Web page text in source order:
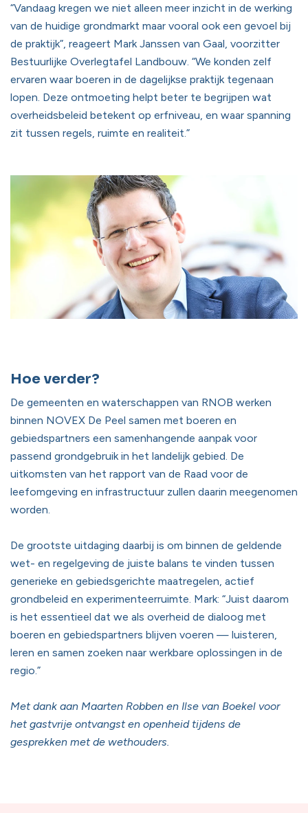
“Vandaag kregen we niet alleen meer inzicht in de werking
van de huidige grondmarkt maar vooral ook een gevoel bij
de praktijk”, reageert Mark Janssen van Gaal, voorzitter
Bestuurlijke Overlegtafel Landbouw. “We konden zelf
ervaren waar boeren in de dagelijkse praktijk tegenaan
lopen. Deze ontmoeting helpt beter te begrijpen wat
overheidsbeleid betekent op erfniveau, en waar spanning
zit tussen regels, ruimte en realiteit.”
Hoe verder?
De gemeenten en waterschappen van RNOB werken
binnen NOVEX De Peel samen met boeren en
gebiedspartners een samenhangende aanpak voor
passend grondgebruik in het landelijk gebied. De
uitkomsten van het rapport van de Raad voor de
leefomgeving en infrastructuur zullen daarin meegenomen
worden.
De grootste uitdaging daarbij is om binnen de geldende
wet- en regelgeving de juiste balans te vinden tussen
generieke en gebiedsgerichte maatregelen, actief
grondbeleid en experimenteerruimte. Mark: “Juist daarom
is het essentieel dat we als overheid de dialoog met
boeren en gebiedspartners blijven voeren — luisteren,
leren en samen zoeken naar werkbare oplossingen in de
regio.”
Met dank aan Maarten Robben en Ilse van Boekel voor
het gastvrije ontvangst en openheid tijdens de
gesprekken met de wethouders.